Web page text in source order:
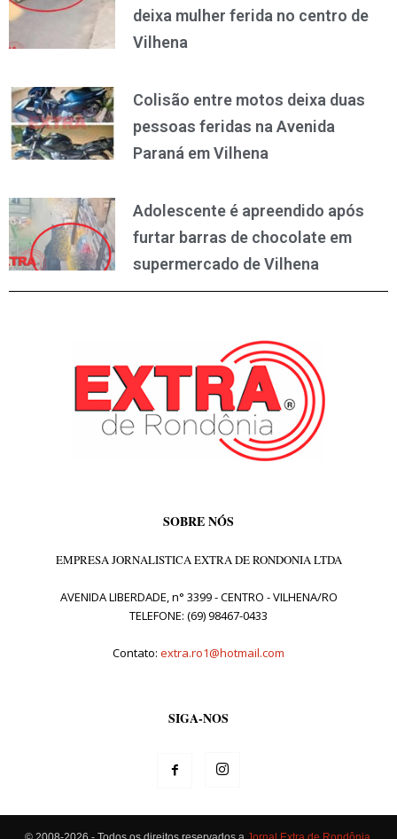
deixa mulher ferida no centro de
Vilhena
Colisão entre motos deixa duas
pessoas feridas na Avenida
Paraná em Vilhena
Adolescente é apreendido após
furtar barras de chocolate em
supermercado de Vilhena
SOBRE NÓS
EMPRESA JORNALISTICA EXTRA DE RONDONIA LTDA
AVENIDA LIBERDADE, n° 3399 - CENTRO - VILHENA/RO
TELEFONE: (69) 98467-0433
Contato: extra.ro1@hotmail.com
SIGA-NOS